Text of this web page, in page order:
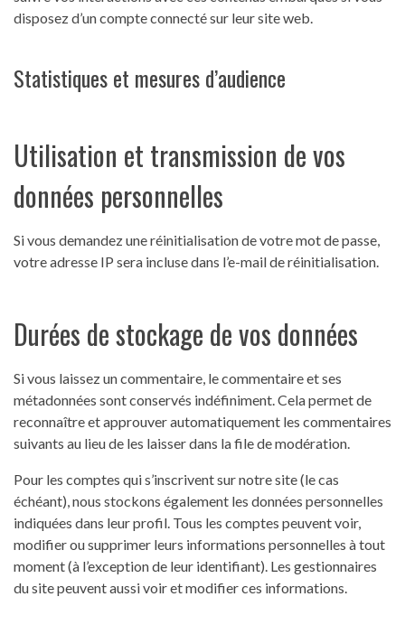
disposez d’un compte connecté sur leur site web.
Statistiques et mesures d’audience
Utilisation et transmission de vos
données personnelles
Si vous demandez une réinitialisation de votre mot de passe,
votre adresse IP sera incluse dans l’e-mail de réinitialisation.
Durées de stockage de vos données
Si vous laissez un commentaire, le commentaire et ses
métadonnées sont conservés indéfiniment. Cela permet de
reconnaître et approuver automatiquement les commentaires
suivants au lieu de les laisser dans la file de modération.
Pour les comptes qui s’inscrivent sur notre site (le cas
échéant), nous stockons également les données personnelles
indiquées dans leur profil. Tous les comptes peuvent voir,
modifier ou supprimer leurs informations personnelles à tout
moment (à l’exception de leur identifiant). Les gestionnaires
du site peuvent aussi voir et modifier ces informations.